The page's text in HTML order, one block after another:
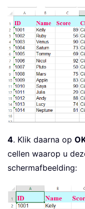
4. Klik daarna op
cellen waarop u
schermafbeelding: